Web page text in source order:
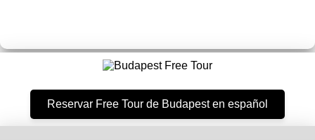
Reservar Free Tour de Budapest en español